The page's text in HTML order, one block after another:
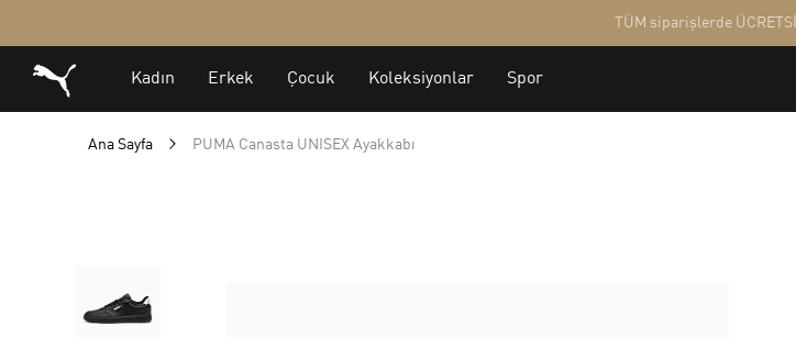
Ana Sayfa PUMA Canasta UNISEX Ayakkabı